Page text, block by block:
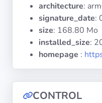
Liste de
Politiques de
architecture:
signature_date:
size: 168.80 Mo
installed_size:
homepage :
CONTROL